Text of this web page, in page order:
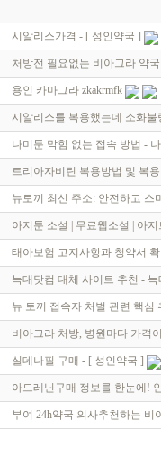
시알리스가격 - [ 성인약국 ]
처방전 필요없는 비아그라 약
용인 카마그라 zkakrmfk
시알리스를 복용했는데 소화
나미툰 막힘 없는 접속 방법 -
트리아자비린 복용방법 및 복
뉴토끼 최신 주소: 안전하고 스
아지툰 소설 | 무료웹소설 | 아
태아보험 고지사항과 청약서
늑대닷컴 대체 사이트 추천 -
뉴 토끼 접속자 처벌 관련 핵심
비아그라 처방, 병원마다 가격
실데나필 구매 - [ 성인약국 ]
아드레닌구매 정보를 한눈에!
부여 24h약국 의사추천하는